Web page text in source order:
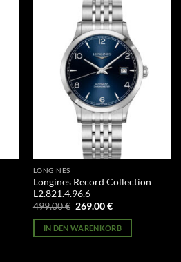
LONGINES
Longines Record Collection
L2.821.4.96.6
499.00€ Ursprünglicher
war:
499.00 €
269.00€Aktueller
ist:
269.00 €.
IN DEN WARENKORB